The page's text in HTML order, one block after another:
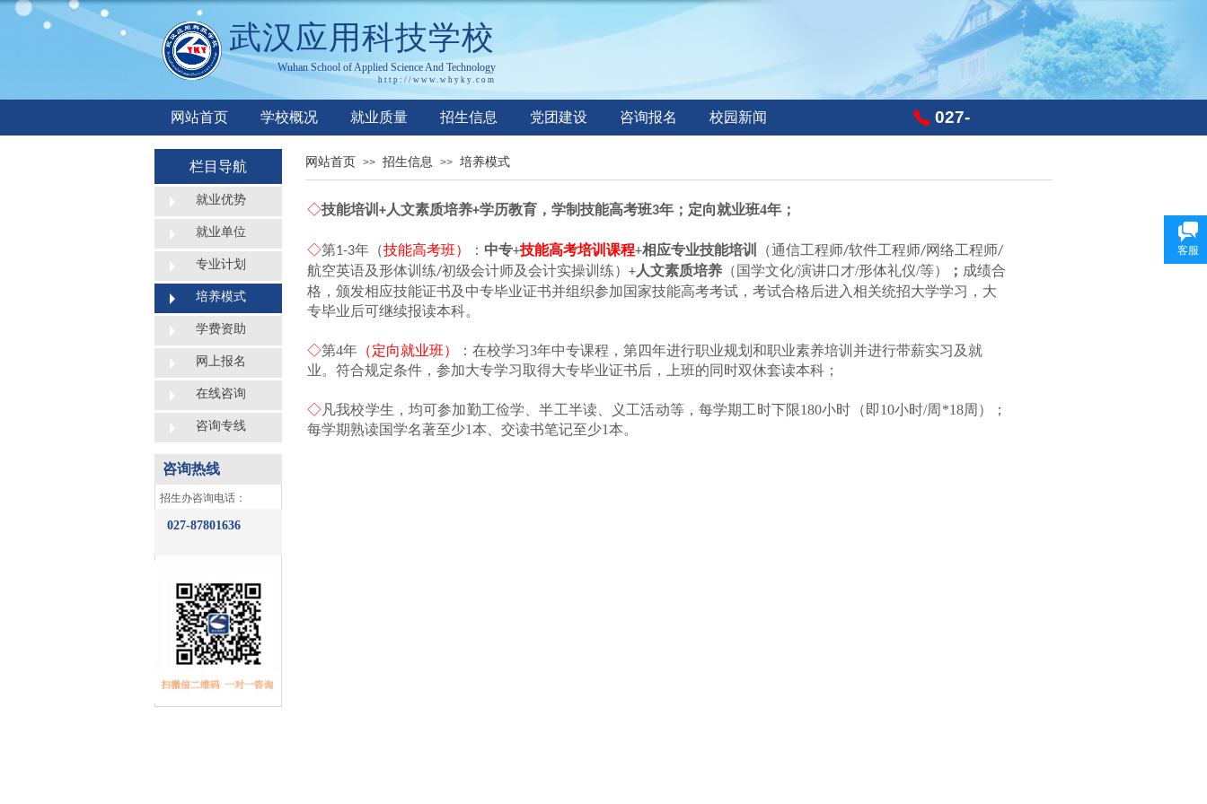
武汉应用科技学校
WuhanSchool ofApplied ScienceAnd Technology
http://www.whyky.co m
027-
87801636
网站首页 学校概况 就业质量 招生信息 党团建设 咨询报名 校园新闻
栏目导航 网站首页 >> 招生信息 >> 培养模式
就业优势
就业单位
专业计划
培养模式
学费资助
网上报名
在线咨询
咨询专线
◇技能培训 +人文素质培养+学历教育，学制技能高考班3年；定向就业班4年；
◇第1-3年（技能高考班） ： 中专+技能高考培训课程+相应专业技能培训 （通信工程师/软件工程师/网络工程师/
航空英语及形体训练/初级会计师及会计实操训练） +人文素质培养 （国学文化/演讲口才/形体礼仪/等） ； 成绩合
格，颁发相应技能证书及中专毕业证书并组织参加国家技能高考考试，考试合格后进入相关统招大学学习，大
专毕业后可继续报读本科。
◇第4年 （定向就业班） ： 在校学习3年中专课程 ，第四年进行职业规划和职业素养培训并进行带薪实习及就
业。 符合规定条件，参加大专学习取得大专毕业证书后 ， 上班的同时双休套读本科 ；
◇凡我校学生，均可参加勤工俭学、半工半读、义工活动等，每学期工时下限180小时（即10小时/周*18周）；
每学期熟读国学名著至少1本、交读书笔记至少1本。
咨询热线
​招生办咨询电话：
027-87801636
客服